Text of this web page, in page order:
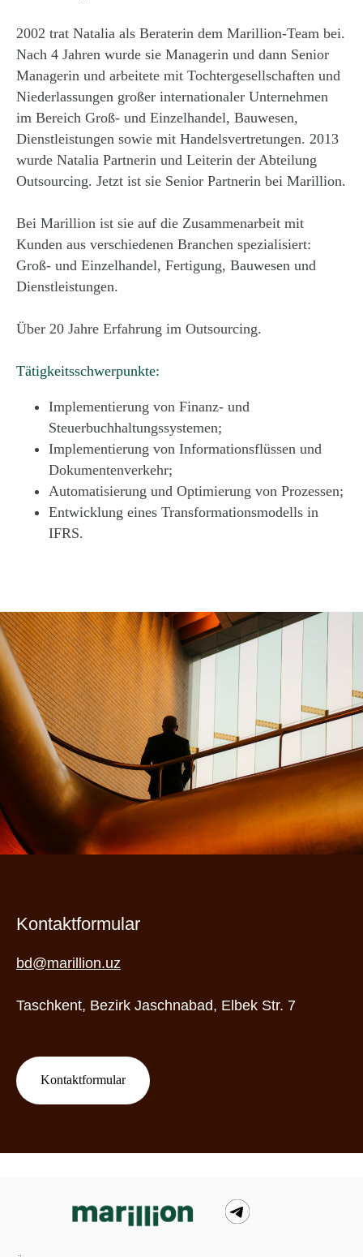
2002 trat Natalia als Beraterin dem Marillion-Team bei.
Nach 4 Jahren wurde sie Managerin und dann Senior
Managerin und arbeitete mit Tochtergesellschaften und
Niederlassungen großer internationaler Unternehmen
im Bereich Groß- und Einzelhandel, Bauwesen,
Dienstleistungen sowie mit Handelsvertretungen. 2013
wurde Natalia Partnerin und Leiterin der Abteilung
Outsourcing. Jetzt ist sie Senior Partnerin bei Marillion.
Bei Marillion ist sie auf die Zusammenarbeit mit
Kunden aus verschiedenen Branchen spezialisiert:
Groß- und Einzelhandel, Fertigung, Bauwesen und
Dienstleistungen.
Über 20 Jahre Erfahrung im Outsourcing.
Tätigkeitsschwerpunkte:
Implementierung von Finanz- und
Steuerbuchhaltungssystemen;
Implementierung von Informationsflüssen und
Dokumentenverkehr;
Automatisierung und Optimierung von Prozessen;
Entwicklung eines Transformationsmodells in
IFRS.
Kontaktformular
bd@marillion.uz
Taschkent, Bezirk Jaschnabad, Elbek Str. 7
Kontaktformular